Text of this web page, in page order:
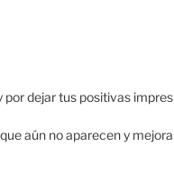
dejar tus positivas
aún no aparecen y